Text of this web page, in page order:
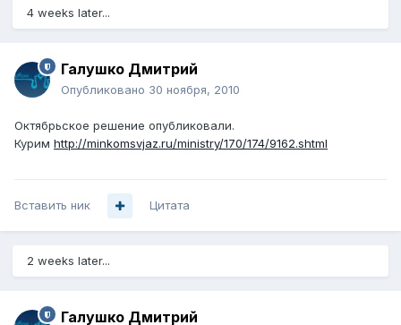
4 weeks later...
Галушко Дмитрий
Опубликовано 30 ноября, 2010
Октябрьское решение опубликовали.
Курим http://minkomsvjaz.ru/ministry/170/174/9162.shtml
Вставить ник Цитата
2 weeks later...
Галушко Дмитрий